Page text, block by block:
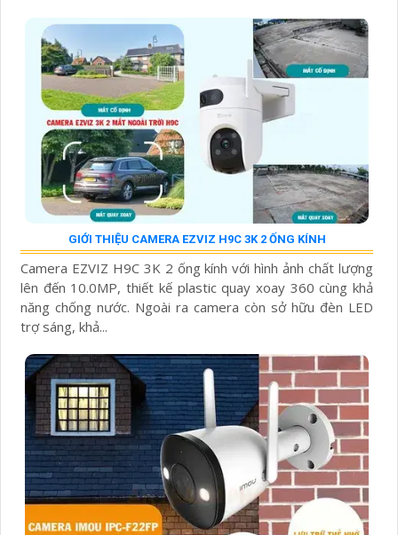
GIỚI THIỆU CAMERA EZVIZ H9C 3K 2 ỐNG KÍNH
Camera EZVIZ H9C 3K 2 ống kính với hình ảnh chất lượng
lên đến 10.0MP, thiết kế plastic quay xoay 360 cùng khả
năng chống nước. Ngoài ra camera còn sở hữu đèn LED
trợ sáng, khả...